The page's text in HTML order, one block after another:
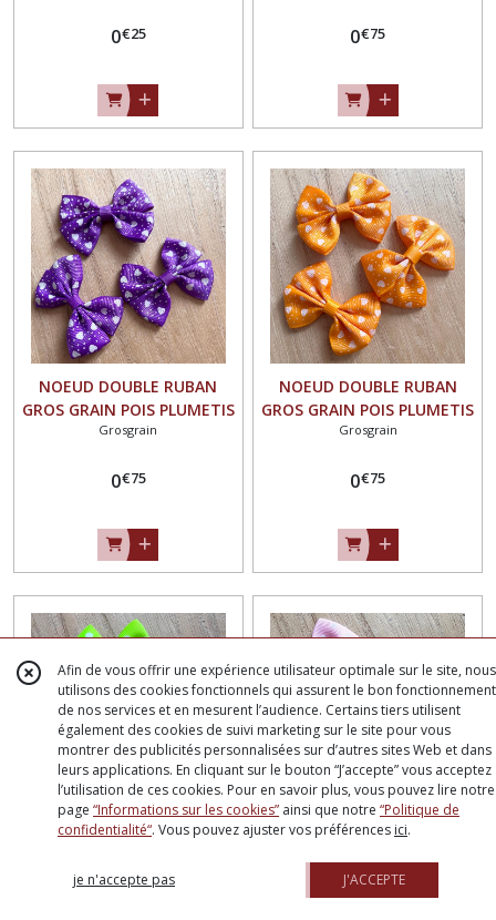
N°07
0€25
pour Mariage couture
N°04
0€75
NOEUD DOUBLE RUBAN
GROS GRAIN POIS PLUMETIS
COEUR / VIOLINE ** 6 x 4,5
pour Mariage couture
N°04
Grosgrain
0€75
NOEUD DOUBLE RUBAN
GROS GRAIN POIS PLUMETIS
COEUR / ORANGE ** 6 x 4,5
pour Mariage couture
N°04
Grosgrain
0€75
NOEUD DOUBLE RUBAN
COEUR / VERT FLUO ** 6 x
Grosgrain
NOEUD DOUBLE RUBAN
COEUR / ROSE ** 6 x 4,5 cm
** Applique à coudre pour
Grosgrain
Afin de vous offrir une expérience utilisateur optimale sur le site, nous
utilisons des cookies fonctionnels qui assurent le bon fonctionnement
de nos services et en mesurent l’audience. Certains tiers utilisent
également des cookies de suivi marketing sur le site pour vous
montrer des publicités personnalisées sur d’autres sites Web et dans
leurs applications. En cliquant sur le bouton “J’accepte” vous acceptez
l’utilisation de ces cookies. Pour en savoir plus, vous pouvez lire notre
page “Informations sur les cookies” ainsi que notre “Politique de
confidentialité“. Vous pouvez ajuster vos préférences ici.
je n'accepte pas J'ACCEPTE